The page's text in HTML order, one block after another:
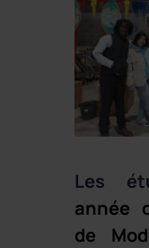
Les
année
de